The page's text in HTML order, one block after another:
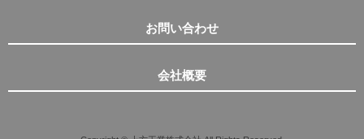
お問い合わせ
会社概要